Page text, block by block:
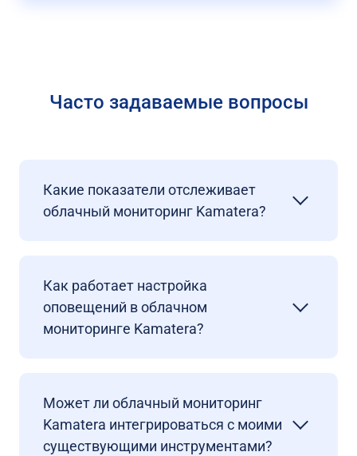
Часто задаваемые вопросы
Какие показатели отслеживает
облачный мониторинг Kamatera?
Как работает настройка
оповещений в облачном
мониторинге Kamatera?
Может ли облачный мониторинг
Kamatera интегрироваться с моими
существующими инструментами?